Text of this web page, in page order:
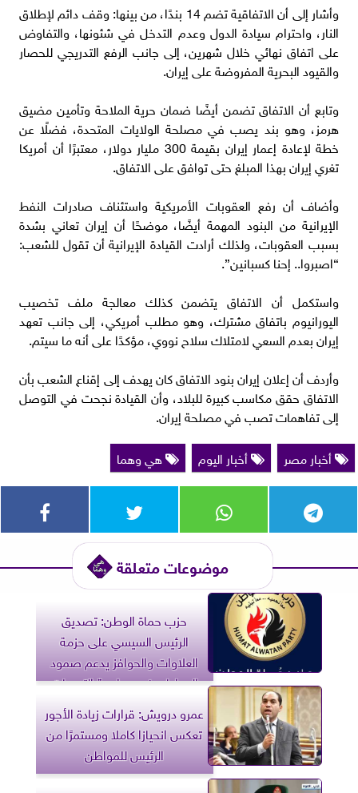
وأشار إلى أن الاتفاقية تضم 14 بندًا، من بينها: وقف دائم لإطلاق
النار، واحترام سيادة الدول وعدم التدخل في شئونها، والتفاوض
على اتفاق نهائي خلال شهرين، إلى جانب الرفع التدريجي للحصار
والقيود البحرية المفروضة على إيران.
وتابع أن الاتفاق تضمن أيضًا ضمان حرية الملاحة وتأمين مضيق
هرمز، وهو بند يصب في مصلحة الولايات المتحدة، فضلًا عن
خطة لإعادة إعمار إيران بقيمة 300 مليار دولار، معتبرًا أن أمريكا
تغري إيران بهذا المبلغ حتى توافق على الاتفاق.
وأضاف أن رفع العقوبات الأمريكية واستئناف صادرات النفط
الإيرانية من البنود المهمة أيضًا، موضحًا أن إيران تعاني بشدة
بسبب العقوبات، ولذلك أرادت القيادة الإيرانية أن تقول للشعب:
“اصبروا.. إحنا كسبانين”.
واستكمل أن الاتفاق يتضمن كذلك معالجة ملف تخصيب
اليورانيوم باتفاق مشترك، وهو مطلب أمريكي، إلى جانب تعهد
إيران بعدم السعي لامتلاك سلاح نووي، مؤكدًا على أنه ما سيتم.
وأردف أن إعلان إيران بنود الاتفاق كان يهدف إلى إقناع الشعب بأن
الاتفاق حقق مكاسب كبيرة للبلاد، وأن القيادة نجحت في التوصل
إلى تفاهمات تصب في مصلحة إيران.
أخبار مصر
أخبار اليوم هي وهما
موضوعات متعلقة
حزب حماة الوطن: تصديق
الرئيس السيسي على حزمة
العلاوات والحوافز يدعم صمود
المواطن في مواجهة التحديات
عمرو درويش: قرارات زيادة الأجور
تعكس انحيازا كاملا ومستمرًا من
الرئيس للمواطن